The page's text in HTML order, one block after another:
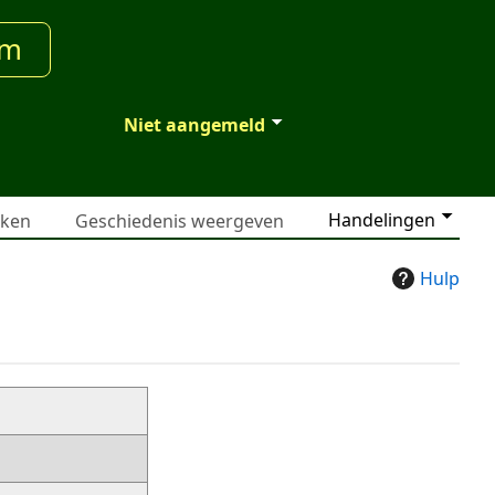
Niet aangemeld
Handelingen
Geschiedenis weergeven
Hulp